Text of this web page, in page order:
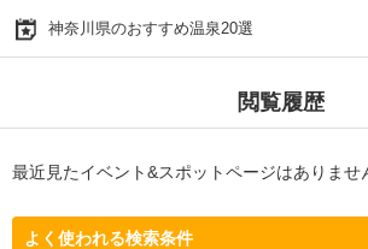
神奈川県のおすすめ温泉20選
閲覧履歴
最近見たイベント&スポットページはありませ
よく使われる検索条件